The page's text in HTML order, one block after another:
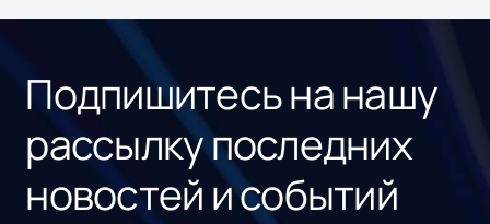
Подпишитесь на нашу
рассылку последних
новостей и событий